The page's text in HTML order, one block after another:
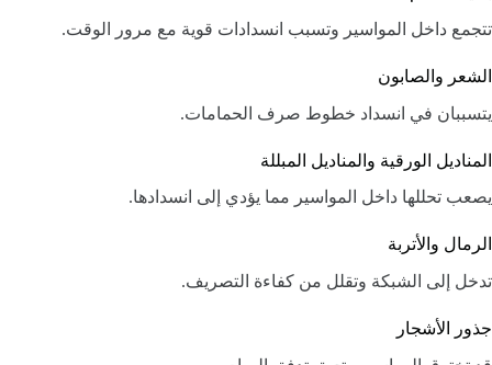
تتجمع داخل المواسير وتسبب انسدادات قوية مع مرور الوقت.
الشعر والصابون
يتسببان في انسداد خطوط صرف الحمامات.
المناديل الورقية والمناديل المبللة
يصعب تحللها داخل المواسير مما يؤدي إلى انسدادها.
الرمال والأتربة
تدخل إلى الشبكة وتقلل من كفاءة التصريف.
جذور الأشجار